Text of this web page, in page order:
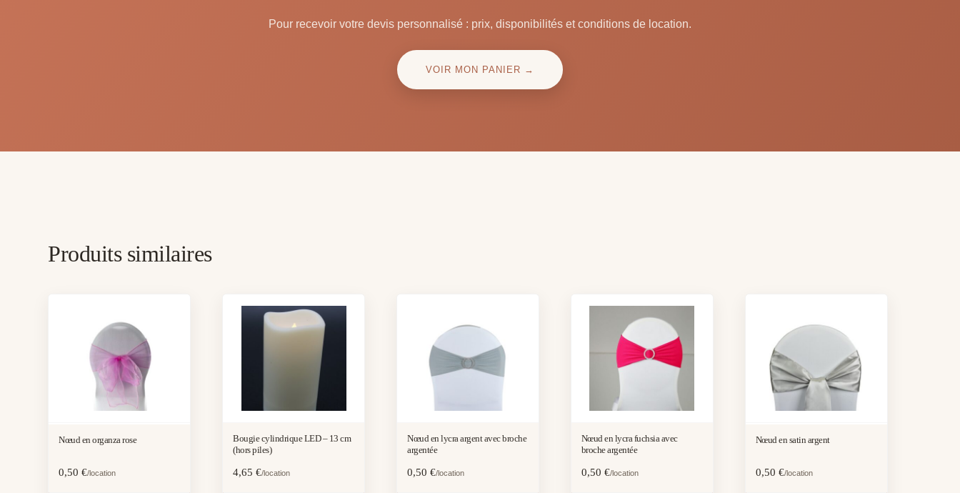
Pour recevoir votre devis personnalisé : prix, disponibilités et conditions de location.
VOIR MON PANIER →
Produits similaires
Nœud en organza rose
0,50€/location
Bougie cylindrique LED – 13 cm
(hors piles)
4,65€/location
Nœud en lycra argent avec broche
argentée
0,50€/location
Nœud en lycra fuchsia avec
broche argentée
0,50 €/location
Nœud en satin argent
0,50 €/location